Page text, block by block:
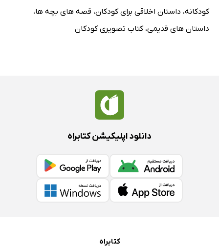
کودکانه، داستان اخلاقی برای کودکان، قصه های بچه ها،
داستان های قدیمی،کتاب تصویری کودکان
دانلود اپلیکیشن کتابراه
کتابراه